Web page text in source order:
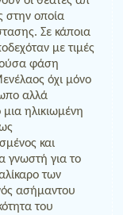
στην οποία
Σε κάποια
με τιμές
φάση
όχι μόνο
αλλά
ηλικιωμένη
και
γνωστή για το
των
ασήμαντου
του